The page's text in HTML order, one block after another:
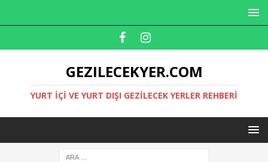
GEZILECEKYER.COM
YURT İÇI VE YURT DIŞI GEZILECEK YERLER REHBERI